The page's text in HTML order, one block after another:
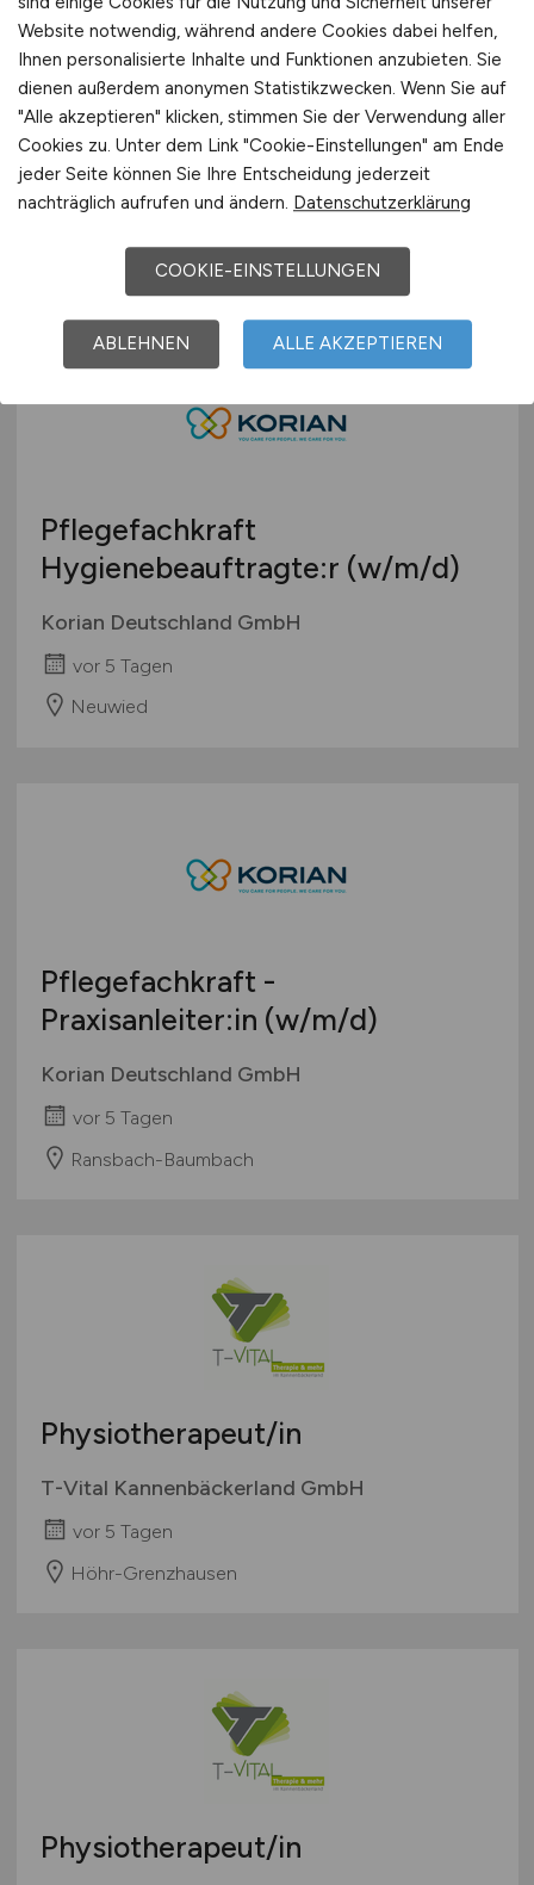
Pflegefachkraft(w/m/d)
Korian Deutschland GmbH
vor 5 Tagen
Ransbach-Baumbach
Pflegefachkraft
Hygienebeauftragte:r (w/m/d)
Korian Deutschland GmbH
vor 5 Tagen
Neuwied
Pflegefachkraft -
Praxisanleiter:in (w/m/d)
Korian Deutschland GmbH
vor 5 Tagen
Ransbach-Baumbach
Physiotherapeut/in
T-Vital Kannenbäckerland GmbH
vor 5 Tagen
Höhr-Grenzhausen
Physiotherapeut/in
Website notwendig, während andere Cookies dabei helfen,
Ihnen personalisierte Inhalte und Funktionen anzubieten. Sie
dienen außerdem anonymen Statistikzwecken. Wenn Sie auf
"Alle akzeptieren" klicken, stimmen Sie der Verwendung aller
Cookies zu. Unter dem Link "Cookie-Einstellungen" am Ende
jeder Seite können Sie Ihre Entscheidung jederzeit
nachträglich aufrufen und ändern. Datenschutzerklärung
COOKIE-EINSTELLUNGEN
ABLEHNEN ALLE AKZEPTIEREN